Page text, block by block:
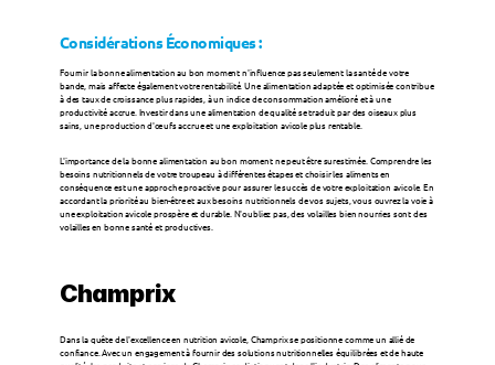
Carrières
Gestion de la qualité
Contact
Considérations Économiques :
Fournir la bonne alimentation au bon moment n'influence pas seulement la santé de votre
bande, mais affecte également votre rentabilité. Une alimentation adaptée et optimisée contribue
à des taux de croissance plus rapides, à un indice de consommation amélioré et à une
productivité accrue. Investir dans une alimentation de qualité se traduit par des oiseaux plus
sains, une production d'œufs accrue et une exploitation avicole plus rentable.
L'importance de la bonne alimentation au bon moment ne peut être surestimée. Comprendre les
besoins nutritionnels de votre troupeau à différentes étapes et choisir les aliments en
conséquence est une approche proactive pour assurer le succès de votre exploitation avicole. En
accordant la priorité au bien-être et aux besoins nutritionnels de vos sujets, vous ouvrez la voie à
une exploitation avicole prospère et durable. N'oubliez pas, des volailles bien nourries sont des
volailles en bonne santé et productives.
Champrix
Dans la quête de l'excellence en nutrition avicole, Champrix se positionne comme un allié de
confiance. Avec un engagement à fournir des solutions nutritionnelles équilibrées et de haute